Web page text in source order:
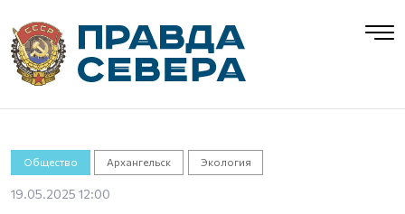
Общество Архангельск Экология
19.05.2025 12:00